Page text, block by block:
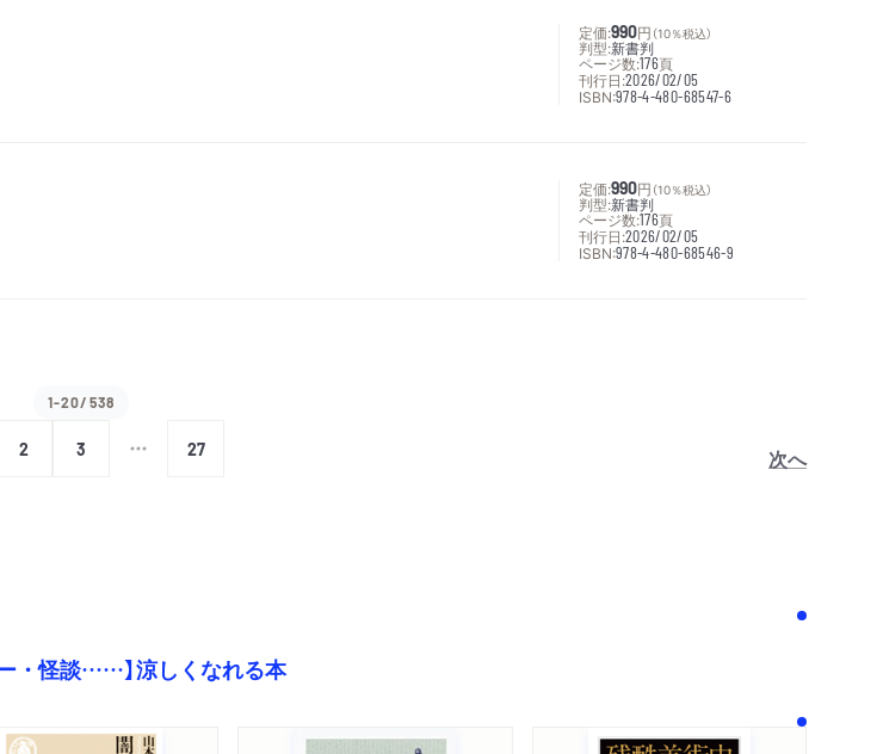
定価:990円 （10％税込）
判型:新書判
ページ数:176頁
刊行日:2026/02/05
ISBN:978-4-480-68547-6
定価:990円 （10％税込）
判型:新書判
ページ数:176頁
刊行日:2026/02/05
ISBN:978-4-480-68546-9
1-20/538
2 3 27 次へ
・怪談……】涼しくなれる本